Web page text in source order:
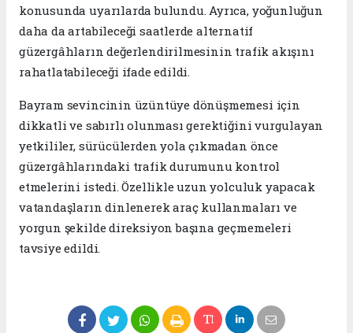
konusunda uyarılarda bulundu. Ayrıca, yoğunluğun
daha da artabileceği saatlerde alternatif
güzergâhların değerlendirilmesinin trafik akışını
rahatlatabileceği ifade edildi.
Bayram sevincinin üzüntüye dönüşmemesi için
dikkatli ve sabırlı olunması gerektiğini vurgulayan
yetkililer, sürücülerden yola çıkmadan önce
güzergâhlarındaki trafik durumunu kontrol
etmelerini istedi. Özellikle uzun yolculuk yapacak
vatandaşların dinlenerek araç kullanmaları ve
yorgun şekilde direksiyon başına geçmemeleri
tavsiye edildi.